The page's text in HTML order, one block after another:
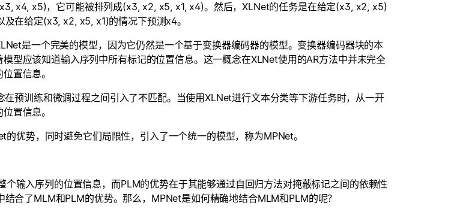
x4, x5)，它可能被排列成(x3, x2, x5, x1, x4)。然后，XLNet的任务是在给定(x3, x2, x5)
在给定(x3, x2, x5, x1)的情况下预测x4。
是一个完美的模型，因为它仍然是一个基于变换器编码器的模型。变换器编码器块的本
型应该知道输入序列中所有标记的位置信息。这一概念在XLNet使用的AR方法中并未完全
置信息。
在预训练和微调过程之间引入了不匹配。当使用XLNet进行文本分类等下游任务时，从一开
置信息。
的优势，同时避免它们局限性，引入了一个统一的模型，称为MPNet。
个输入序列的位置信息，而PLM的优势在于其能够通过自回归方法对掩蔽标记之间的依赖性
合了MLM和PLM的优势。那么，MPNet是如何精确地结合MLM和PLM的呢？